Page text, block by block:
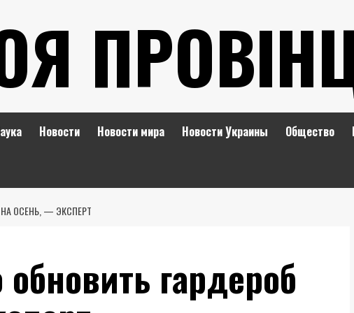
Новости Новости мира Новости Украины Общество
ОСЕНЬ, — ЭКСПЕРТ
гардероб